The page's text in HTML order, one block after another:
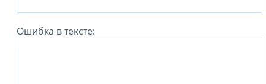
Ошибка в тексте: